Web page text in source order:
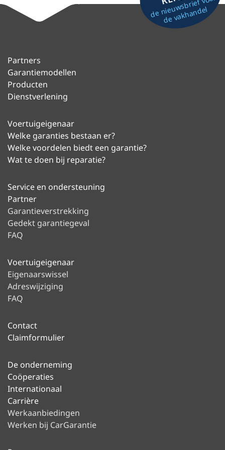
de nieuwsbrief voor
de vakhandel
Partners
Garantiemodellen
Producten
Dienstverlening
Voertuigeigenaar
Welke garanties bestaan er?
Welke voordelen biedt een garantie?
Wat te doen bij reparatie?
Service en ondersteuning
Partner
Garantieverstrekking
Gedekt garantiegeval
FAQ
Voertuigeigenaar
Eigenaarswissel
Adreswijziging
FAQ
Contact
Claimformulier
De onderneming
Coöperaties
Internationaal
Carrière
Werkaanbiedingen
Werken bij CarGarantie